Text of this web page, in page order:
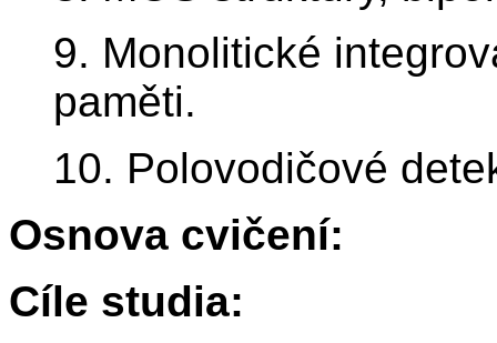
9. Monolitické
paměti.
10. Polovodičové
Osnova cvičení:
Cíle studia: